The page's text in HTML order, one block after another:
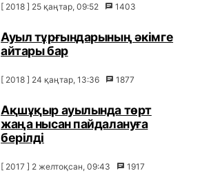
[ 2018 ] 25 қаңтар, 09:52 1403
Ауыл тұрғындарының әкімге
айтары бар
[ 2018 ] 24 қаңтар, 13:36 1877
Ақшұқыр ауылында төрт
жаңа нысан пайдалануға
берілді
[ 2017 ] 2 желтоқсан, 09:43 1917